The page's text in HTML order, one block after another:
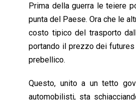
Prima della guerra le teiere
punta del Paese. Ora che le
costo tipico del trasporto
portando il prezzo dei
prebellico.
Questo, unito a un tetto
automobilisti, sta